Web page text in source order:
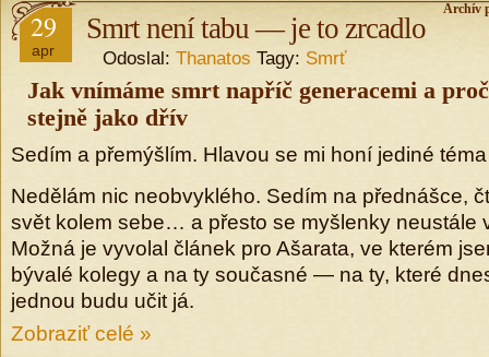
Archív
29
apr
Smrt není tabu — je to zrcadlo
Odoslal: Thanatos Tagy: Smrť
Jak vnímáme smrt napříč generacemi a
stejně jako dřív
Sedím a přemýšlím. Hlavou se mi honí jediné
Nedělám nic neobvyklého. Sedím na přednášce,
svět kolem sebe… a přesto se myšlenky neustále
Možná je vyvolal článek pro Ašarata, ve kterém
bývalé kolegy a na ty současné — na ty, které
jednou budu učit já.
Zobraziť celé »